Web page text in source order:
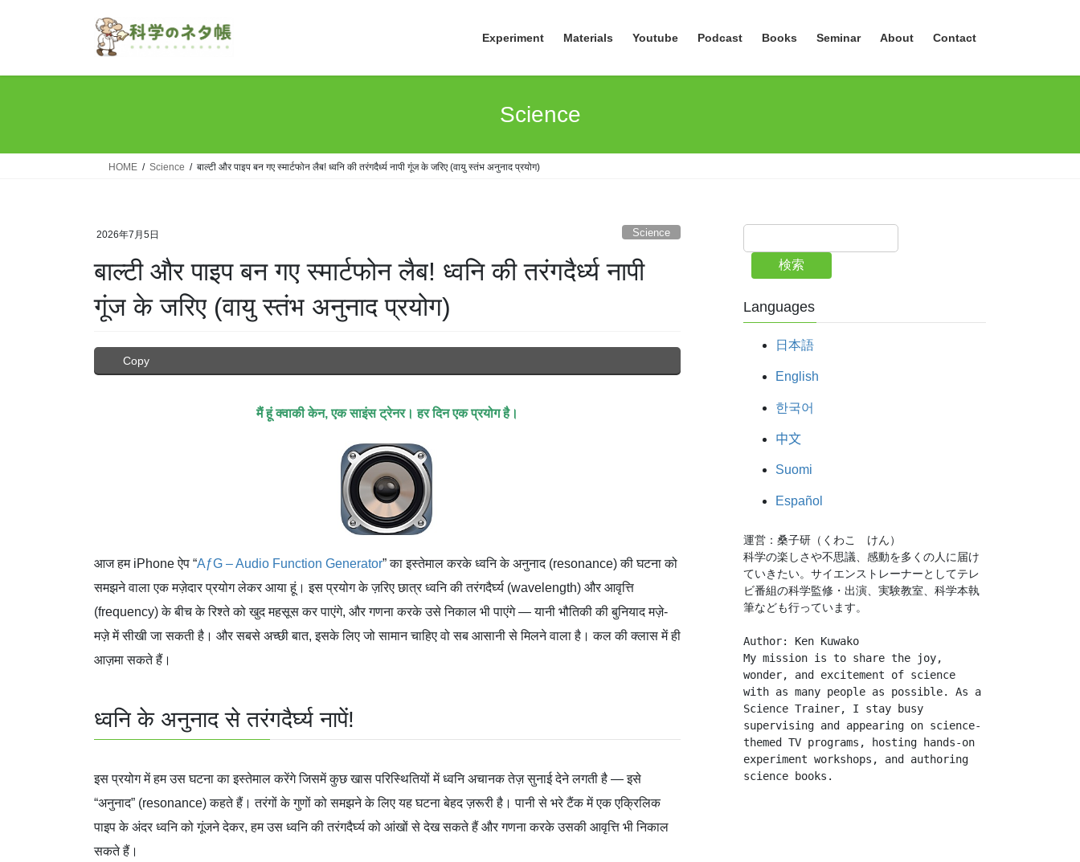
Experiment Materials Youtube Podcast Books Seminar About Contact
Science
HOME Science बाल्टी और पाइप बन गए स्मार्टफोन लैब! ध्वनि की तरंगदैर्ध्य नापी गूंज के जरिए (वायु स्तंभ अनुनाद प्रयोग)
2026年7月5日 Science
बाल्टी और पाइप बन गए स्मार्टफोन लैब! ध्वनि की तरंगदैर्ध्य नापी
गूंज के जरिए (वायु स्तंभ अनुनाद प्रयोग)
Copy
मैं हूं क्वाकी केन, एक साइंस ट्रेनर। हर दिन एक प्रयोग है।
आज हम iPhone ऐप “AƒG – Audio Function Generator” का इस्तेमाल करके ध्वनि के अनुनाद (resonance) की घटना को
समझने वाला एक मज़ेदार प्रयोग लेकर आया हूं। इस प्रयोग के ज़रिए छात्र ध्वनि की तरंगदैर्घ्य (wavelength) और आवृत्ति
(frequency) के बीच के रिश्ते को खुद महसूस कर पाएंगे, और गणना करके उसे निकाल भी पाएंगे — यानी भौतिकी की बुनियाद मज़े-
मज़े में सीखी जा सकती है। और सबसे अच्छी बात, इसके लिए जो सामान चाहिए वो सब आसानी से मिलने वाला है। कल की क्लास में ही
आज़मा सकते हैं।
ध्वनि के अनुनाद से तरंगदैर्घ्य नापें!
इस प्रयोग में हम उस घटना का इस्तेमाल करेंगे जिसमें कुछ खास परिस्थितियों में ध्वनि अचानक तेज़ सुनाई देने लगती है — इसे
“अनुनाद” (resonance) कहते हैं। तरंगों के गुणों को समझने के लिए यह घटना बेहद ज़रूरी है। पानी से भरे टैंक में एक एक्रिलिक
पाइप के अंदर ध्वनि को गूंजने देकर, हम उस ध्वनि की तरंगदैर्घ्य को आंखों से देख सकते हैं और गणना करके उसकी आवृत्ति भी निकाल
सकते हैं।
検索
Languages
日本語
English
한국어
中文
Suomi
Español
運営：桑子研（くわこ　けん）
科学の楽しさや不思議、感動を多くの人に届け
ていきたい。サイエンストレーナーとしてテレ
ビ番組の科学監修・出演、実験教室、科学本執
筆なども行っています。
Author: Ken Kuwako
My mission is to share the joy,
wonder, and excitement of science
with as many people as possible. As a
Science Trainer, I stay busy
supervising and appearing on science-
themed TV programs, hosting hands-on
experiment workshops, and authoring
science books.